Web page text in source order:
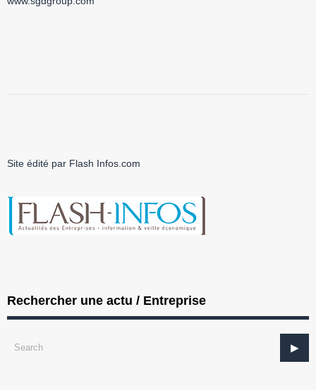
Site édité par Flash Infos.com
Rechercher une actu / Entreprise